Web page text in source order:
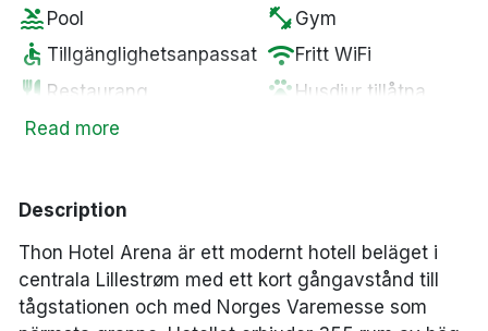
pool Pool fitness_center Gym
accessible Tillgänglighetsanpassat wifiFritt WiFi
restaurant Restaurang pets Husdjur tillåtna
wine_barMinibar
ev_station Elbilsladdare
saunaBastu smoke_freeRökfria rum
local_laundry_serviceTvättservice
Read more
Description
Thon Hotel Arena är ett modernt hotell beläget i
centrala Lillestrøm med ett kort gångavstånd till
tågstationen och med Norges Varemesse som